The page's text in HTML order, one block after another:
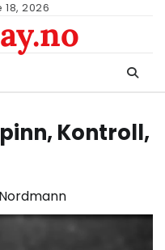
2026
Kontroll,